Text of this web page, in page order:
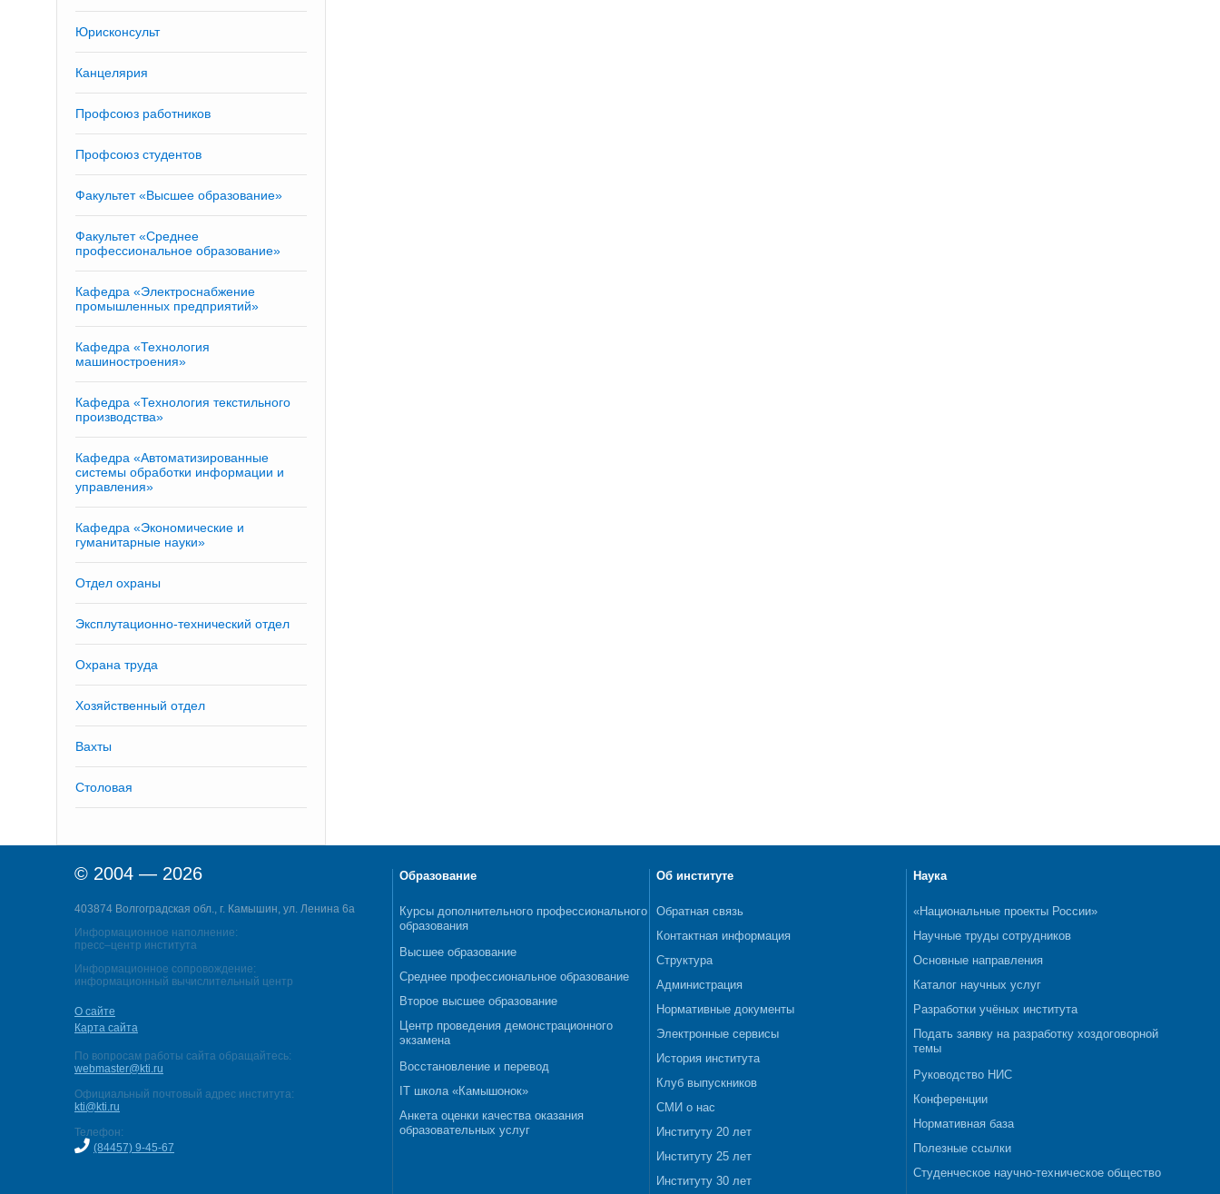
Юрисконсульт
Канцелярия
Профсоюз работников
Профсоюз студентов
Факультет «Высшее образование»
Факультет «Среднее
профессиональное образование»
Кафедра «Электроснабжение
промышленных предприятий»
Кафедра «Технология
машиностроения»
Кафедра «Технология текстильного
производства»
Кафедра «Автоматизированные
системы обработки информации и
управления»
Кафедра «Экономические и
гуманитарные науки»
Отдел охраны
Эксплутационно-технический отдел
Охрана труда
Хозяйственный отдел
Вахты
Столовая
© 2004 — 2026
403874 Волгоградская обл., г. Камышин, ул. Ленина 6а
Информационное наполнение:
пресс–центр института
Информационное сопровождение:
информационный вычислительный центр
О сайте
Карта сайта
По вопросам работы сайта обращайтесь:
webmaster@kti.ru
Официальный почтовый адрес института:
kti@kti.ru
Телефон:
(84457) 9-45-67
Образование
Курсы дополнительного профессионального
образования
Высшее образование
Среднее профессиональное образование
Второе высшее образование
Центр проведения демонстрационного
экзамена
Восстановление и перевод
IT школа «Камышонок»
Анкета оценки качества оказания
образовательных услуг
Об институте
Обратная связь
Контактная информация
Структура
Администрация
Нормативные документы
Электронные сервисы
История института
Клуб выпускников
СМИ о нас
Институту 20 лет
Институту 25 лет
Институту 30 лет
Наука
«Национальные проекты России»
Научные труды сотрудников
Основные направления
Каталог научных услуг
Разработки учёных института
Подать заявку на разработку хоздоговорной
темы
Руководство НИС
Конференции
Нормативная база
Полезные ссылки
Студенческое научно-техническое общество